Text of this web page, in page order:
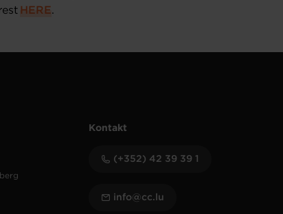
HERE.
Kontakt
(+352) 42 39 39 1
info@cc.lu